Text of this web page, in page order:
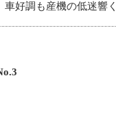
好調も産機の低迷響く